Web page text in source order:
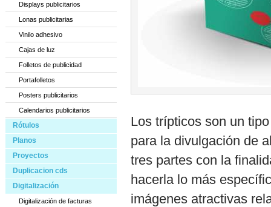
Displays publicitarios
Lonas publicitarias
Vinilo adhesivo
Cajas de luz
Folletos de publicidad
Portafolletos
Posters publicitarios
Calendarios publicitarios
Rótulos
Planos
Proyectos
Duplicacion cds
Digitalización
Digitalización de facturas
Los trípticos son un
para la divulgación de
tres partes con la
hacerla lo más
imágenes atractivas